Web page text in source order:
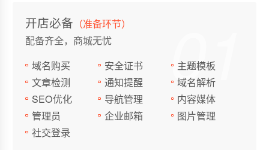
01
开店必备 （准备环节）
配备齐全，商城无忧
域名购买
安全证书
主题模板
文章检测
通知提醒
域名解析
SEO优化
导航管理
内容媒体
管理员
企业邮箱
图片管理
社交登录